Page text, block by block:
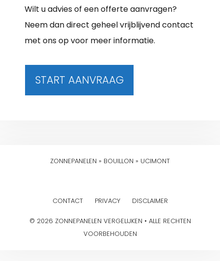
Wilt u advies of een offerte aanvragen?
Neem dan direct geheel vrijblijvend contact
met ons op voor meer informatie.
START AANVRAAG
ZONNEPANELEN » BOUILLON » UCIMONT
CONTACT PRIVACY DISCLAIMER
© 2026 ZONNEPANELEN VERGELIJKEN • ALLE RECHTEN
VOORBEHOUDEN